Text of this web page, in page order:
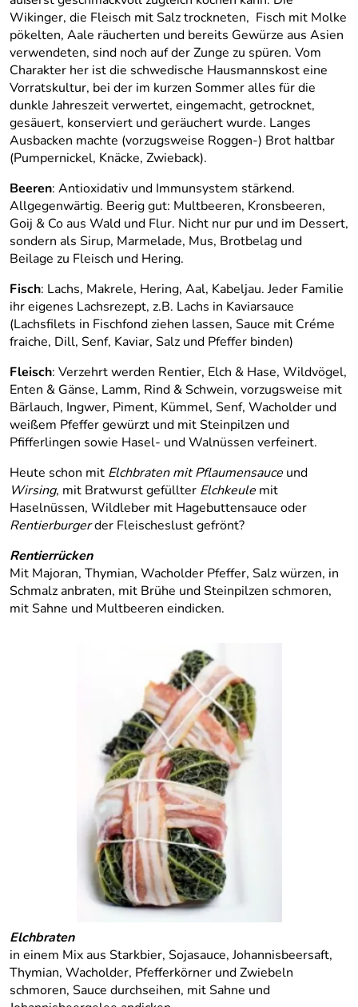
Wikinger, die Fleisch mit Salz trockneten, Fisch mit Molke
pökelten, Aale räucherten und bereits Gewürze aus Asien
verwendeten, sind noch auf der Zunge zu spüren. Vom
Charakter her ist die schwedische Hausmannskost eine
Vorratskultur, bei der im kurzen Sommer alles für die
dunkle Jahreszeit verwertet, eingemacht, getrocknet,
gesäuert, konserviert und geräuchert wurde. Langes
Ausbacken machte (vorzugsweise Roggen-) Brot haltbar
(Pumpernickel, Knäcke, Zwieback).
Beeren: Antioxidativ und Immunsystem stärkend.
Allgegenwärtig. Beerig gut: Multbeeren, Kronsbeeren,
Goij & Co aus Wald und Flur. Nicht nur pur und im Dessert,
sondern als Sirup, Marmelade, Mus, Brotbelag und
Beilage zu Fleisch und Hering.
Fisch: Lachs, Makrele, Hering, Aal, Kabeljau. Jeder Familie
ihr eigenes Lachsrezept, z.B. Lachs in Kaviarsauce
(Lachsfilets in Fischfond ziehen lassen, Sauce mit Créme
fraiche, Dill, Senf, Kaviar, Salz und Pfeffer binden)
Fleisch: Verzehrt werden Rentier, Elch & Hase, Wildvögel,
Enten & Gänse, Lamm, Rind & Schwein, vorzugsweise mit
Bärlauch, Ingwer, Piment, Kümmel, Senf, Wacholder und
weißem Pfeffer gewürzt und mit Steinpilzen und
Pfifferlingen sowie Hasel- und Walnüssen verfeinert.
Heute schon mit Elchbraten mit Pflaumensauce und
Wirsing, mit Bratwurst gefüllter Elchkeule mit
Haselnüssen, Wildleber mit Hagebuttensauce oder
Rentierburgerder Fleischeslust gefrönt?
Rentierrücken
Mit Majoran, Thymian, Wacholder Pfeffer, Salz würzen, in
Schmalz anbraten, mit Brühe und Steinpilzen schmoren,
mit Sahne und Multbeeren eindicken.
Elchbraten
in einem Mix aus Starkbier, Sojasauce, Johannisbeersaft,
Thymian, Wacholder, Pfefferkörner und Zwiebeln
schmoren, Sauce durchseihen, mit Sahne und